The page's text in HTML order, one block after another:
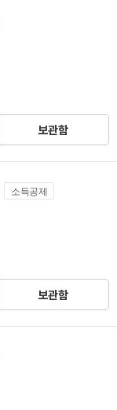
보관함
소득공제
보관함